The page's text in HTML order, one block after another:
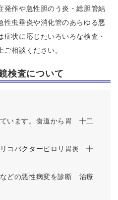
発作や急性胆のう炎・総胆管結
性虫垂炎や消化管のあらゆる悪
状に応じたいろいろな検査・
相談ください。
検査について
います。食道から胃 十二
コバクターピロリ胃炎 十
どの悪性病変を診断 治療